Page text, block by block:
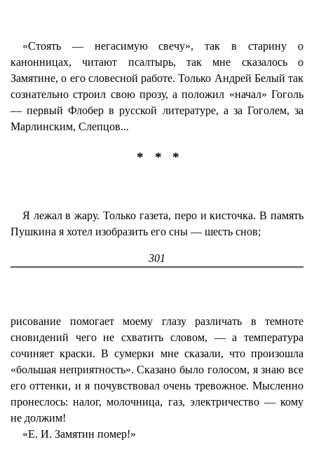
«Стоять — негасимую свечу», так в старину о
канонницах, читают псалтырь, так мне сказалось о
Замятине, о его словесной работе. Только Андрей Белый так
сознательно строил свою прозу, а положил «начал» Гоголь
— первый Флобер в русской литературе, а за Гоголем, за
Марлинским, Слепцов...
* * *
Я лежал в жару. Только газета, перо и кисточка. В память
Пушкина я хотел изобразить его сны — шесть снов;
301
рисование помогает моему глазу различать в темноте
сновидений чего не схватить словом, — а температура
сочиняет краски. В сумерки мне сказали, что произошла
«большая неприятность». Сказано было голосом, я знаю все
его оттенки, и я почувствовал очень тревожное. Мысленно
пронеслось: налог, молочница, газ, электричество — кому
не должим!
«Е. И. Замятин помер!»